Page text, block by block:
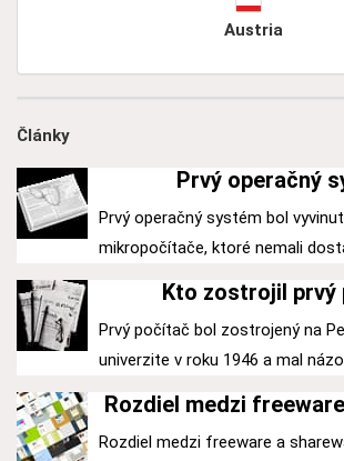
Austria
Články
Prvý operačný
Prvý operačný systém bol
mikropočítače, ktoré nemali
Kto zostrojil prvý
Prvý počítač bol zostrojený na
univerzite v roku 1946 a mal
Rozdiel medzi
Rozdiel medzi freeware a